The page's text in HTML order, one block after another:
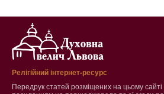
Релігійний інтернет-ресурс
Передрук статей розміщених на цьому сайті